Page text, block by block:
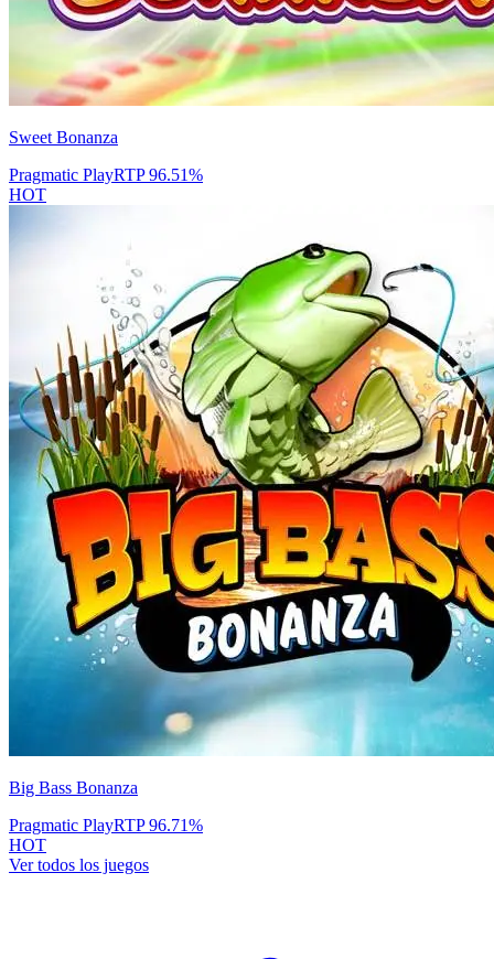
Sweet Bonanza
Pragmatic PlayRTP96.51%
HOT
Big Bass Bonanza
Pragmatic PlayRTP96.71%
HOT
Ver todos los juegos